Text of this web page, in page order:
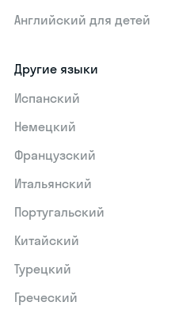
Английский для детей
Другие языки
Испанский
Немецкий
Французский
Итальянский
Португальский
Китайский
Турецкий
Греческий